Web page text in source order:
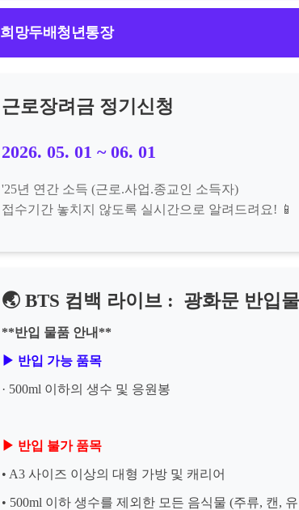
희망두배청년통장
근로장려금 정기신청
2026. 05. 01 ~ 06. 01
'25년 연간 소득 (근로.사업.종교인 소득자)
접수기간 놓치지 않도록 실시간으로 알려드려요! 📱
🌏 BTS 컴백 라이브 : 광화문 반입
**반입 물품 안내**
▶ 반입 가능 품목
· 500ml 이하의 생수 및 응원봉
▶ 반입 불가 품목
• A3 사이즈 이상의 대형 가방 및 캐리어
• 500ml 이하 생수를 제외한 모든 음식물 (주류, 캔,